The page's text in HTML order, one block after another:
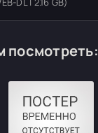
посмотреть: